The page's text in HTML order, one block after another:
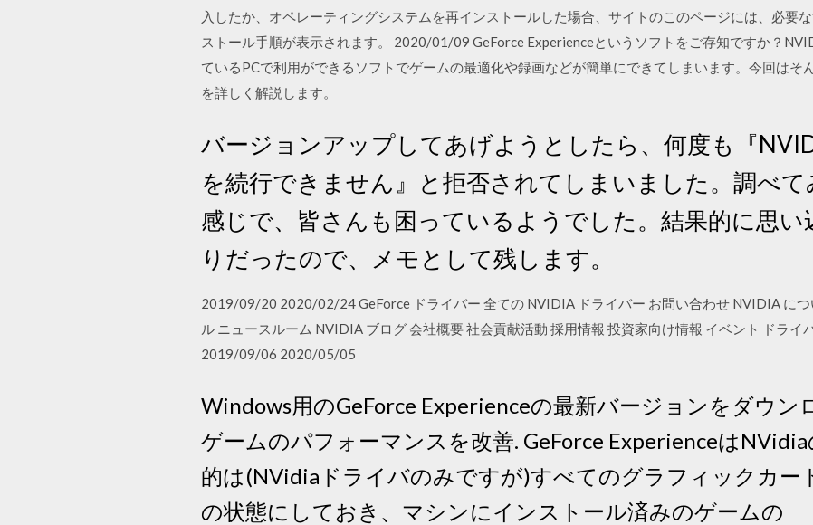
入したか、オペレーティングシステムを再インストールした場合、サイトのこのページには、必要
ストール手順が表示されます。 2020/01/09 GeForce Experienceというソフトをご存知ですか？
ているPCで利用ができるソフトでゲームの最適化や録画などが簡単にできてしまいます。今回はそ
を詳しく解説します。
バージョンアップしてあげようとしたら、何度も『
を続行できません』と拒否されてしまいました。調べて
感じで、皆さんも困っているようでした。結果的に思
りだったので、メモとして残します。
2019/09/20 2020/02/24 GeForce ドライバー 全ての NVIDIA ドライバー お問い合わせ NVIDIA に
ル ニュースルーム NVIDIA ブログ 会社概要 社会貢献活動 採用情報 投資家向け情報 イベント ドライ
2019/09/06 2020/05/05
Windows用のGeForce Experienceの最新バージョンをダウン
ゲームのパフォーマンスを改善. GeForce Experienceは
的は(NVidiaドライバのみですが)すべてのグラフィックカー
の状態にしておき、マシンにインストール済みのゲームの